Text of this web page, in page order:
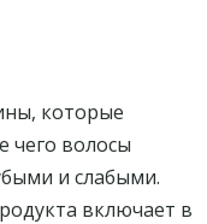
которые
чего волосы
и слабыми.
включает в